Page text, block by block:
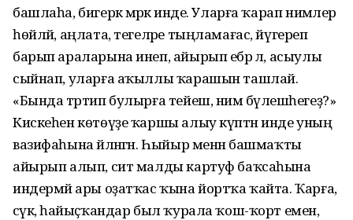
башлаһа, бигерәк мәрәкә инде. Уларға ҡарап нимәлер
һөйләй, аңлата, тегеләре тыңламағас, йүгереп
барып араларына инеп, айырып ебәрә лә, асыулы
сыйнап, уларға аҡыллы ҡарашын ташлай.
«Бында тәртип булырға тейеш, нимә бүлешәһегеҙ?»
Кискеһен көтөүҙе ҡаршы алыу күптән инде уның
вазифаһына әйләнгән. Һыйыр менән башмаҡты
айырып алып, сит малды картуф баҡсаһына
индермәй ары оҙатҡас ҡына йортҡа ҡайта. Ҡарға,
сәүкә, һайыҫ­ҡандар был ҡурала ҡош-ҡорт еменә,